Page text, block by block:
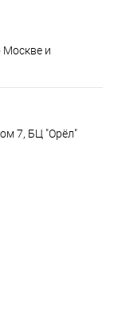
Москве и
7, БЦ "Орёл"